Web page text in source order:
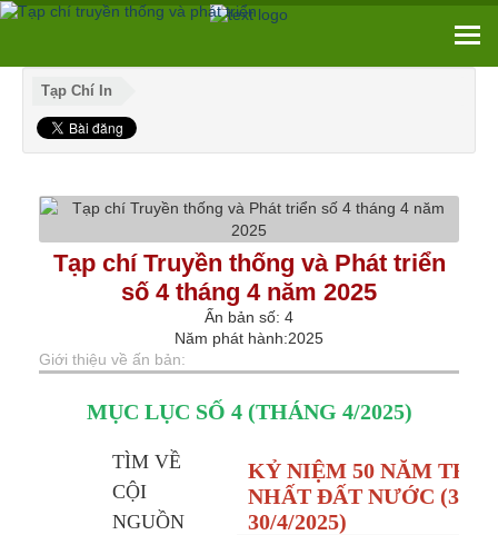
Tạp Chí In
Tạp chí Truyền thống và Phát triển
số 4 tháng 4 năm 2025
Ấn bản số: 4
Năm phát hành:2025
Giới thiệu về ấn bản:
MỤC LỤC SỐ 4 (THÁNG 4/2025)
TÌM VỀ
CỘI
NGUỒN
KỶ NIỆM 50 NĂM
NHẤT ĐẤT NƯỚC (30/4/
30/4/2025)